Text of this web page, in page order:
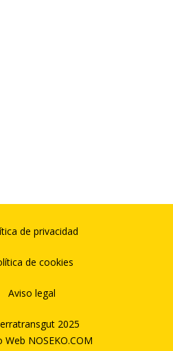
de privacidad
de cookies
Aviso legal
2025
Web NOSEKO.COM